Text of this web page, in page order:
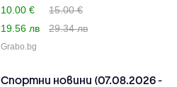
10.00 €
15.00 €
19.56 лв
29.34 лв
Grabo.bg
Спортни новини (07.08.2026 -